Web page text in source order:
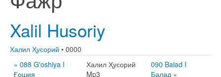
Xalil Husoriy
Халил Ҳусорий • 0000
« 088 G'oshiya I
Ғошия
Халил Ҳусорий
Mp3
090 Balad I
Балад »